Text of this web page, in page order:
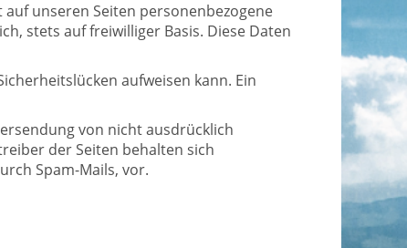
unseren Seiten personenbezogene
stets auf freiwilliger Basis. Diese Daten
aufweisen kann. Ein
von nicht ausdrücklich
der Seiten behalten sich
Spam-Mails, vor.